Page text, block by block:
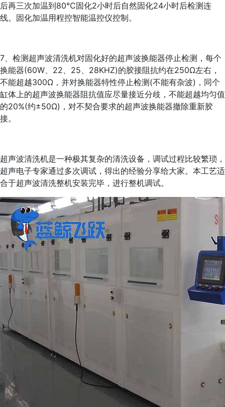
后再三次加温到80℃固化2小时后自然固化24小时后检测连
线。固化加温用程控智能温控仪控制。
7、检测超声波清洗机对固化好的超声波换能器停止检测，每个
换能器(60W、22、25、28KHZ)的胶接阻抗约在250Ω左右，
不能超越300Ω，并对换能器特性停止检测(不能有杂波)，同个
缸体上的超声波换能器阻抗值应尽量接近分歧，不能超越均匀值
的20%(约±50Ω)，对不契合要求的超声波换能器撤除重新胶
接。
超声波清洗机是一种极其复杂的清洗设备，调试过程比较繁琐，
超声电子专家通过多次调试，得出的经验分享给大家。本工艺适
合于超声波清洗整机安装完毕，进行整机调试。